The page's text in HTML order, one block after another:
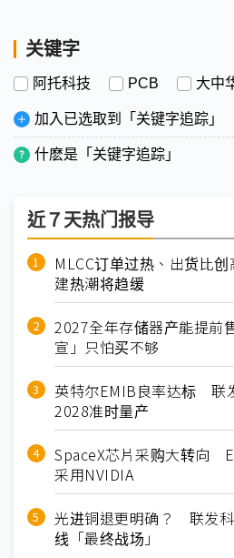
关键字
阿托科技 PCB 大中
加入已选取到「关键字追踪」
什麽是「关键字追踪」
近７天热门报导
MLCC订单过热、出货比
建热潮将趋缓
2027全年存储器产能提
宣」只怕买不够
英特尔EMIB良率达标 联
2028准时量产
SpaceX芯片采购大转向
采用NVIDIA
光进铜退更明确？ 联发
线「最终战场」